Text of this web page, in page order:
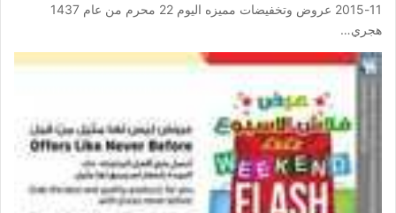
11-2015 عروض وتخفيضات مميزه اليوم 22 محرم من عام 1437
هجري…